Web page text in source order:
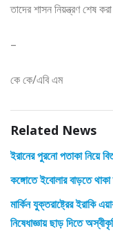
তাদের শাসন নিয়ন্ত্রণ শেষ
–
কে কে/এবি এম
Related News
ইরানের পুরনো পতাকা নিয়ে
কঙ্গোতে ইবোলার বাড়তে
মার্কিন যুক্তরাষ্ট্রের ইরাকি
নিষেধাজ্ঞায় ছাড় দিতে